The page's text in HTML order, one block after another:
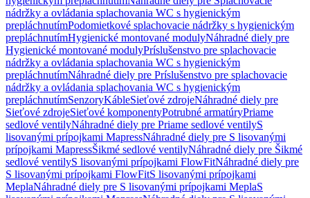
nádržky a ovládania splachovania WC s hygienickým
prepláchnutímPodomietkové splachovacie nádržky s hygienickým
prepláchnutímHygienické montované modulyNáhradné diely pre
Hygienické montované modulyPríslušenstvo pre splachovacie
nádržky a ovládania splachovania WC s hygienickým
prepláchnutímNáhradné diely pre Príslušenstvo pre splachovacie
nádržky a ovládania splachovania WC s hygienickým
prepláchnutímSenzoryKábleSieťové zdrojeNáhradné diely pre
Sieťové zdrojeSieťové komponentyPotrubné armatúryPriame
sedlové ventilyNáhradné diely pre Priame sedlové ventilyS
lisovanými prípojkami MapressNáhradné diely pre S lisovanými
prípojkami MapressŠikmé sedlové ventilyNáhradné diely pre Šikmé
sedlové ventilyS lisovanými prípojkami FlowFitNáhradné diely pre
S lisovanými prípojkami FlowFitS lisovanými prípojkami
MeplaNáhradné diely pre S lisovanými prípojkami MeplaS